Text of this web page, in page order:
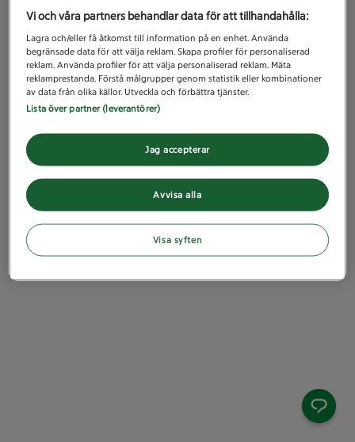
Vi och våra partners behandlar data för att tillhandahålla:
Lagra och/eller få åtkomst till information på en enhet. Använda
begränsade data för att välja reklam. Skapa profiler för personaliserad
reklam. Använda profiler för att välja personaliserad reklam. Mäta
reklamprestanda. Förstå målgrupper genom statistik eller kombinationer
av data från olika källor. Utveckla och förbättra tjänster.
Lista över partner (leverantörer)
Avvisa alla
Jag accepterar
Visa syften